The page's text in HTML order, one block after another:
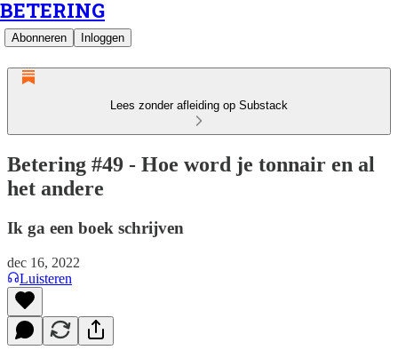
BETERING
Abonneren Inloggen
Lees zonder afleiding op Substack
Betering #49 - Hoe word je tonnair en al
het andere
Ik ga een boek schrijven
dec 16, 2022
Luisteren